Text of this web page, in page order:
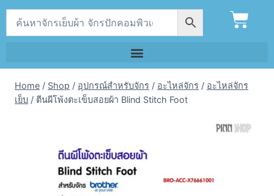
Home / Shop / อุปกรณ์สำหรับจักร / อะไหล่จักร / อะไหล่จักร
เย็บ / ตีนผีโพ้งตะเข็บสอยผ้า Blind Stitch Foot